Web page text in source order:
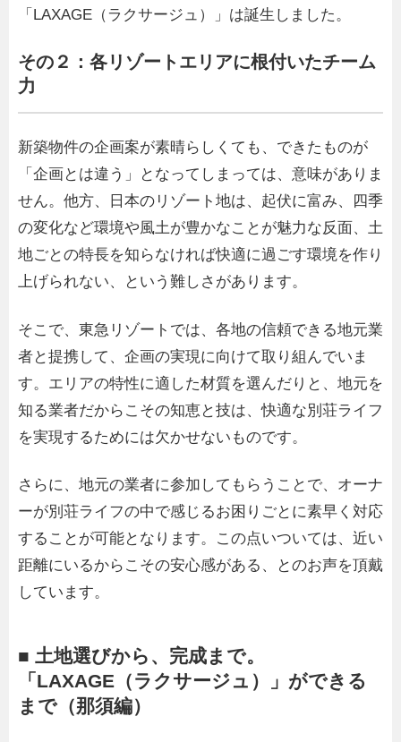
「LAXAGE（ラクサージュ）」は誕生しました。
その２：各リゾートエリアに根付いたチーム
力
新築物件の企画案が素晴らしくても、できたものが
「企画とは違う」となってしまっては、意味がありま
せん。他方、日本のリゾート地は、起伏に富み、四季
の変化など環境や風土が豊かなことが魅力な反面、土
地ごとの特長を知らなければ快適に過ごす環境を作り
上げられない、という難しさがあります。
そこで、東急リゾートでは、各地の信頼できる地元業
者と提携して、企画の実現に向けて取り組んでいま
す。エリアの特性に適した材質を選んだりと、地元を
知る業者だからこその知恵と技は、快適な別荘ライフ
を実現するためには欠かせないものです。
さらに、地元の業者に参加してもらうことで、オーナ
ーが別荘ライフの中で感じるお困りごとに素早く対応
することが可能となります。この点いついては、近い
距離にいるからこその安心感がある、とのお声を頂戴
しています。
■ 土地選びから、完成まで。
「LAXAGE（ラクサージュ）」ができる
まで（那須編）